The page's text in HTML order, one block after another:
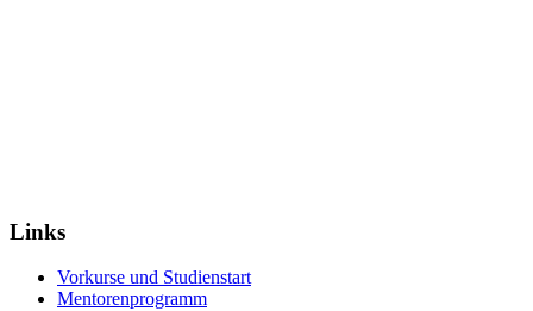
Links
Vorkurse und Studienstart
Mentorenprogramm